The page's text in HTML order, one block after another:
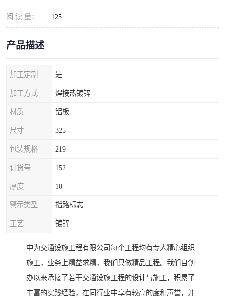
阅 读 量： 125
产品描述
加工定制 是
加工方式 焊接热镀锌
材质 铝板
尺寸 325
包装规格 219
订货号 152
厚度 10
警示类型 指路标志
工艺 镀锌
中为交通设施工程有限公司每个工程均有专人精心组织
施工，业务上精益求精，我们只做精品工程。我们自创
办以来承接了若干交通设施工程的设计与施工，积累了
丰富的实践经验，在同行业中享有较高的度和声誉，并